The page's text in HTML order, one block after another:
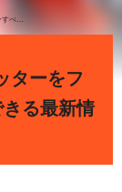
【初心者向け】すとぷりのツイッターをフォローすべきワケとは?ゲットできる最新情報まとめ
ターをフ
る最新情